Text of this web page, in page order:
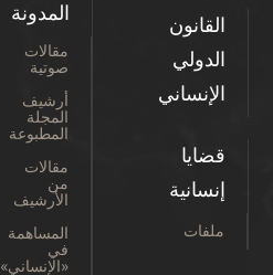
القانون
الدولي
الإنساني
قضايا
إنسانية
ملفات
المدونة
مقالات
صوتية
أرشيف
المجلة
المطبوعة
مقالات
من
الأرشيف
المساهمة
في
«الإنساني»